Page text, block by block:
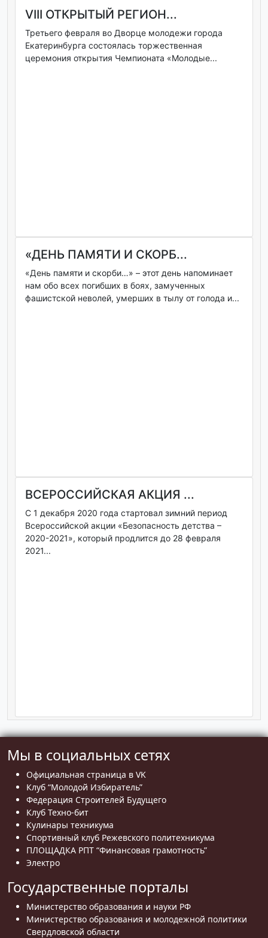
VIII ОТКРЫТЫЙ РЕГИОН...
Третьего февраля во Дворце молодежи города
Екатеринбурга состоялась торжественная
церемония открытия Чемпионата «Молодые...
«ДЕНЬ ПАМЯТИ И СКОРБ...
«День памяти и скорби…» – этот день напоминает
нам обо всех погибших в боях, замученных
фашистской неволей, умерших в тылу от голода и...
ВСЕРОССИЙСКАЯ АКЦИЯ ...
С 1 декабря 2020 года стартовал зимний период
Всероссийской акции «Безопасность детства –
2020-2021», который продлится до 28 февраля
2021...
Мы в социальных сетях
Официальная страница в VK
Клуб “Молодой Избиратель”
Федерация Строителей Будущего
Клуб Техно-бит
Кулинары техникума
Спортивный клуб Режевского политехникума
ПЛОЩАДКА РПТ “Финансовая грамотность”
Электро
Государственные порталы
Министерство образования и науки РФ
Министерство образования и молодежной политики
Свердловской области